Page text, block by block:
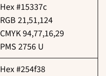
Hex #15337c
RGB 21,51,124
CMYK 94,77,16,29
PMS 2756 U
Hex #254f38